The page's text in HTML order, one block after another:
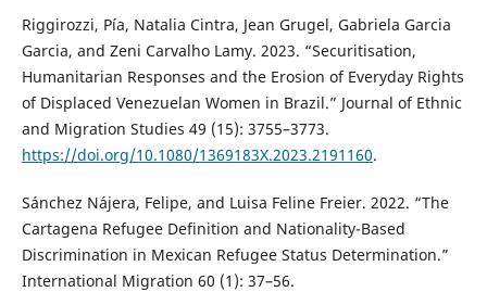
Riggirozzi, Pía, Natalia Cintra, Jean Grugel, Gabriela Garcia
Garcia, and Zeni Carvalho Lamy. 2023. “Securitisation,
Humanitarian Responses and the Erosion of Everyday Rights
of Displaced Venezuelan Women in Brazil.” Journal of Ethnic
and Migration Studies 49 (15): 3755–3773.
https://doi.org/10.1080/1369183X.2023.2191160.
Sánchez Nájera, Felipe, and Luisa Feline Freier. 2022. “The
Cartagena Refugee Definition and Nationality-Based
Discrimination in Mexican Refugee Status Determination.”
International Migration 60 (1): 37–56.